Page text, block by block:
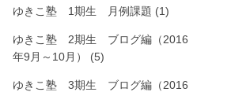
ゆきこ塾 1期生 月例課題 (1)
ゆきこ塾 2期生 ブログ編（2016
年9月～10月） (5)
ゆきこ塾 3期生 ブログ編（2016